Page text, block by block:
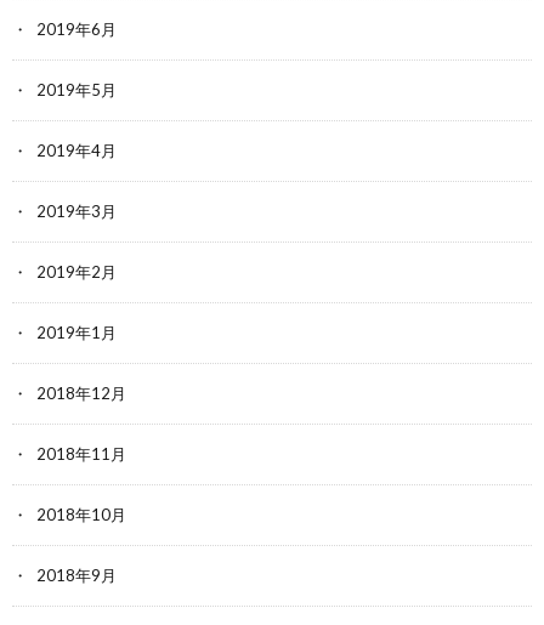
2019年6月
2019年5月
2019年4月
2019年3月
2019年2月
2019年1月
2018年12月
2018年11月
2018年10月
2018年9月